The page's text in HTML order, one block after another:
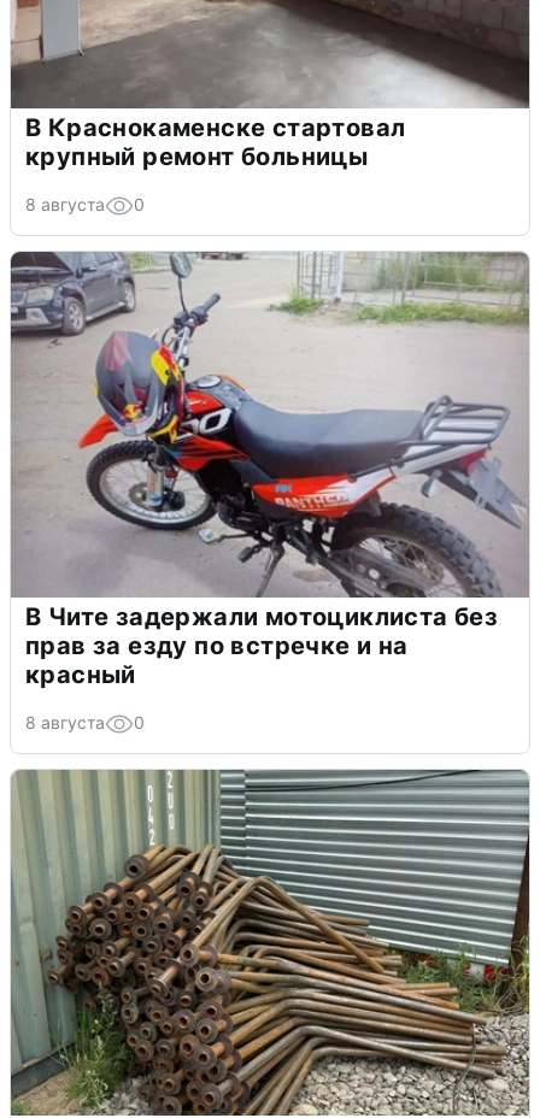
В Краснокаменске стартовал
крупный ремонт больницы
8 августа 0
В Чите задержали мотоциклиста без
прав за езду по встречке и на
красный
8 августа 0